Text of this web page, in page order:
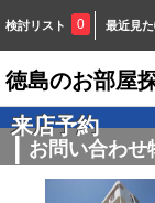
検討リスト 0 最近見
徳島のお部屋
来店予約
お問い合わせ